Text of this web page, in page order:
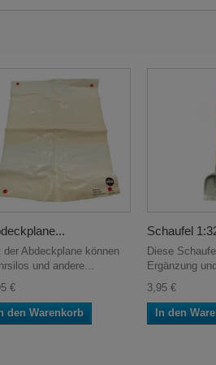
der Abdeckplane können
und andere...
€
den Warenkorb
Schaufel
Diese
Ergänzung
3,95 €
In den